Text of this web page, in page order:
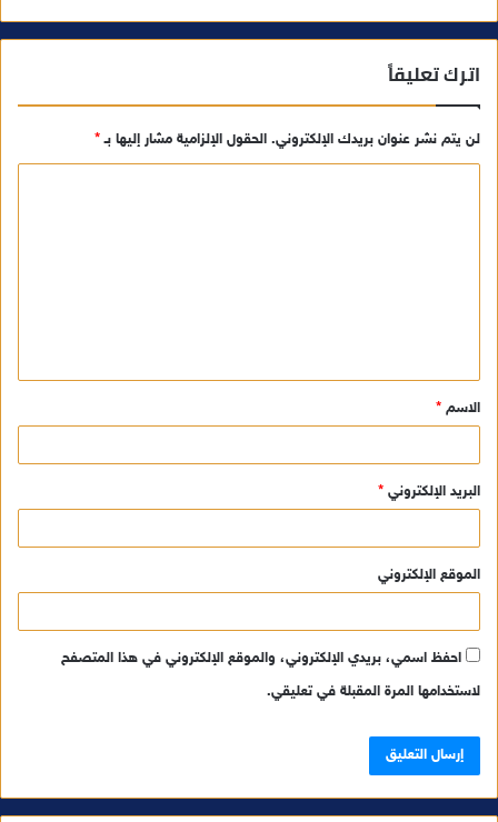
اترك تعليقاً
لن يتم نشر عنوان بريدك الإلكتروني. الحقول الإلزامية مشار إليها بـ*
ق
*
الاسم *
البريد الإلكتروني *
الموقع الإلكتروني
احفظ اسمي، بريدي الإلكتروني، والموقع الإلكتروني في هذا المتصفح
لاستخدامها المرة المقبلة في تعليقي.